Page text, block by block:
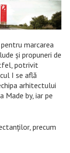
marcarea
și propuneri de
potrivit
I se află
arhitectului
Made by, iar pe
precum